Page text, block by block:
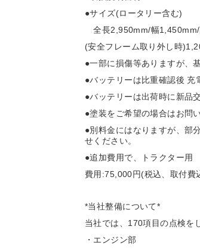
●サイズ(ロータリー含む)
全長2,950mm/幅
(安全フレーム取り外し時
●一部に損傷等ありますが、
●バッテリーは比重確認後 充
●バッテリーは出荷時に新品
●塗装をご希望の場合はお問
●別料金にはなりますが、部
せください。
●追加費用で、トラクター用
費用:75,000円(税込、取付費
*当社整備について*
当社では、170項目の点検を
・エンジン部